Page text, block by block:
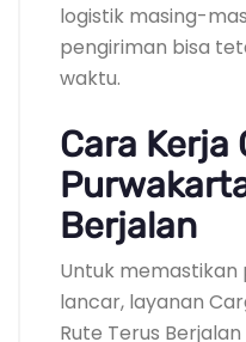
logistik masing-
pengiriman bisa
waktu.
Cara
Berjalan
Untuk
lancar, layanan
Rute Terus